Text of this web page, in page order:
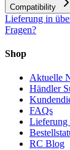
Compatibility
Lieferung in
Fragen?
Shop
Aktuelle
Händler
FAQs
Lieferung
RC Blog